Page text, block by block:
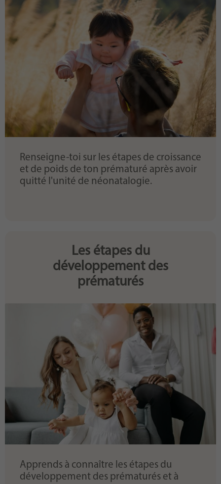
Renseigne-toi sur les étapes de croissance
et de poids de ton prématuré après avoir
quitté l'unité de néonatalogie.
Les étapes du
développement des
prématurés
Apprends à connaître les étapes du
développement des prématurés et à